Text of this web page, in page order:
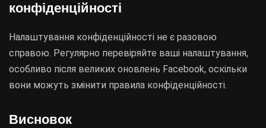
конфіденційності
Налаштування конфіденційності не є разовою
справою. Регулярно перевіряйте ваші налаштування,
особливо після великих оновлень Facebook, оскільки
вони можуть змінити правила конфіденційності.
Висновок